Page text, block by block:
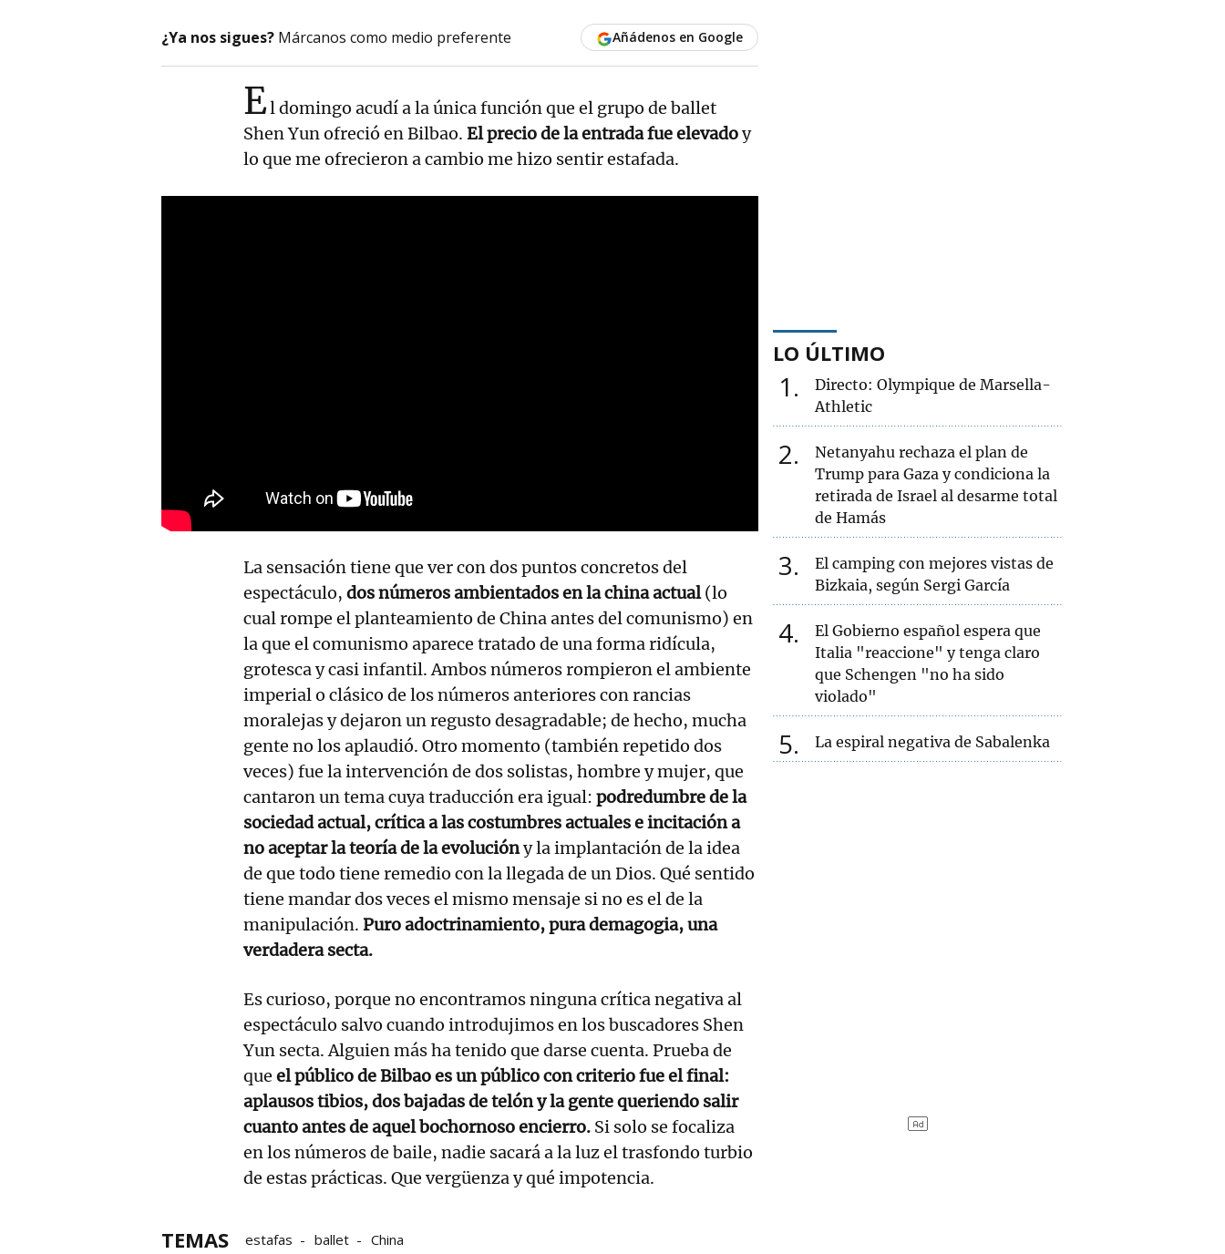
¿Ya nos sigues? Márcanos como medio preferente Añádenos en Google
El domingo acudí a la única función que el grupo de ballet
Shen Yun ofreció en Bilbao. El precio de la entrada fue elevadoy
lo que me ofrecieron a cambio me hizo sentir estafada.
La sensación tiene que ver con dos puntos concretos del
espectáculo, dos números ambientados en la china actual(lo
cual rompe el planteamiento de China antes del comunismo) en
la que el comunismo aparece tratado de una forma ridícula,
grotesca y casi infantil. Ambos números rompieron el ambiente
imperial o clásico de los números anteriores con rancias
moralejas y dejaron un regusto desagradable; de hecho, mucha
gente no los aplaudió. Otro momento (también repetido dos
veces) fue la intervención de dos solistas, hombre y mujer, que
cantaron un tema cuya traducción era igual: podredumbre de la
sociedad actual, crítica a las costumbres actuales e incitación a
no aceptar la teoría de la evolucióny la implantación de la idea
de que todo tiene remedio con la llegada de un Dios. Qué sentido
tiene mandar dos veces el mismo mensaje si no es el de la
manipulación. Puro adoctrinamiento, pura demagogia, una
verdadera secta.
Es curioso, porque no encontramos ninguna crítica negativa al
espectáculo salvo cuando introdujimos en los buscadores Shen
Yun secta. Alguien más ha tenido que darse cuenta. Prueba de
que el público de Bilbao es un público con criterio fue el final:
aplausos tibios, dos bajadas de telón y la gente queriendo salir
cuanto antes de aquel bochornoso encierro. Si solo se focaliza
en los números de baile, nadie sacará a la luz el trasfondo turbio
de estas prácticas. Que vergüenza y qué impotencia.
TEMAS estafas ballet China
LO ÚLTIMO
1
Directo: Olympique de Marsella-
Athletic
2
Netanyahu rechaza el plan de
Trump para Gaza y condiciona la
retirada de Israel al desarme total
de Hamás
3
El camping con mejores vistas de
Bizkaia, según Sergi García
4
El Gobierno español espera que
Italia "reaccione" y tenga claro
que Schengen "no ha sido
violado"
5 La espiral negativa de Sabalenka